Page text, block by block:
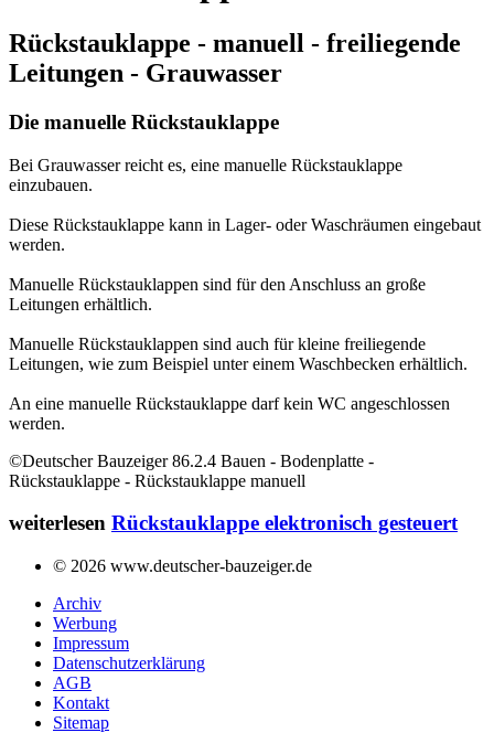
Rückstauklappe - manuell - freiliegende
Leitungen - Grauwasser
Die manuelle Rückstauklappe
Bei Grauwasser reicht es, eine manuelle Rückstauklappe
einzubauen.
Diese Rückstauklappe kann in Lager- oder Waschräumen eingebaut
werden.
Manuelle Rückstauklappen sind für den Anschluss an große
Leitungen erhältlich.
Manuelle Rückstauklappen sind auch für kleine freiliegende
Leitungen, wie zum Beispiel unter einem Waschbecken erhältlich.
An eine manuelle Rückstauklappe darf kein WC angeschlossen
werden.
©Deutscher Bauzeiger 86.2.4 Bauen - Bodenplatte -
Rückstauklappe - Rückstauklappe manuell
weiterlesen Rückstauklappe elektronisch gesteuert
© 2026 www.deutscher-bauzeiger.de
Archiv
Werbung
Impressum
Datenschutzerklärung
AGB
Kontakt
Sitemap